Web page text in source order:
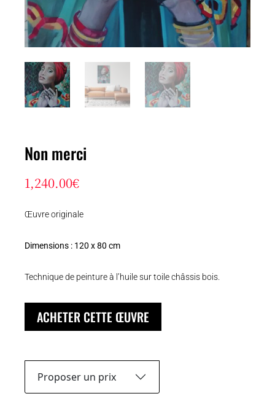
Non merci
1,240.00€
Œuvre originale
Dimensions : 120 x 80 cm
Technique de peinture à l’huile sur toile châssis bois.
ACHETER CETTE ŒUVRE
Proposer un prix